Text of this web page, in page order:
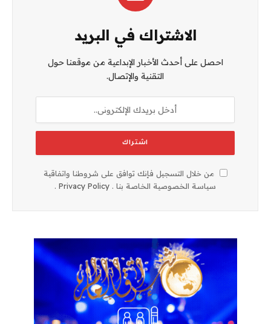
الاشتراك في البريد
احصل على أحدث الأخبار الإبداعية من موقعنا حول
التقنية والإتصال.
من خلال التسجيل فإنك توافق على شروطنا واتفاقية
سياسة الخصوصية الخاصة بنا . Privacy Policy
.